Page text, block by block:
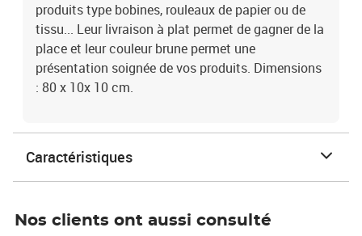
produits type bobines, rouleaux de papier ou de
tissu... Leur livraison à plat permet de gagner de la
place et leur couleur brune permet une
présentation soignée de vos produits. Dimensions
: 80 x 10x 10 cm.
Caractéristiques
Nos clients ont aussi consulté